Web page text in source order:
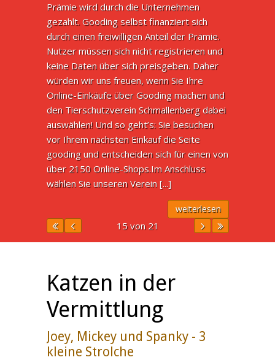
Prämie wird durch die Unternehmen
gezahlt. Gooding selbst finanziert sich
durch einen freiwilligen Anteil der Prämie.
Nutzer müssen sich nicht registrieren und
keine Daten über sich preisgeben. Daher
würden wir uns freuen, wenn Sie Ihre
Online-Einkäufe über Gooding machen und
den Tierschutzverein Schmallenberg dabei
auswählen! Und so geht’s: Sie besuchen
vor Ihrem nächsten Einkauf die Seite
gooding und entscheiden sich für einen von
über 2150 Online-Shops.Im Anschluss
wählen Sie unseren Verein [...]
weiterlesen
15 von 21
Katzen in der
Vermittlung
Joey, Mickey und Spanky - 3
kleine Strolche